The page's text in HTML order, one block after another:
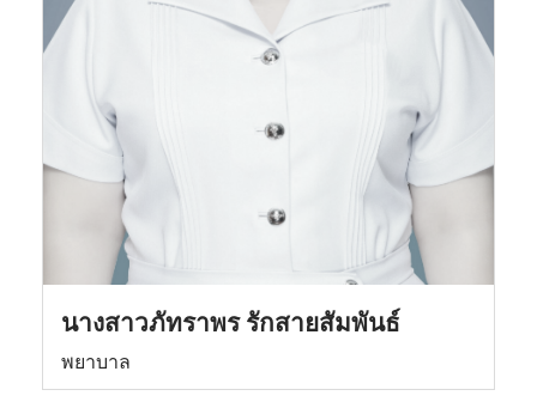
นางสาวภัทราพร รักสายสัมพันธ์
พยาบาล